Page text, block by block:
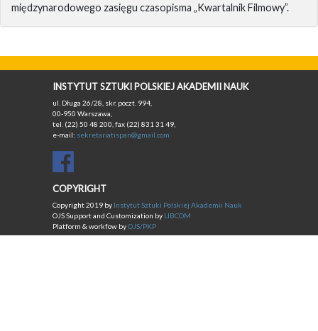
międzynarodowego zasięgu czasopisma „Kwartalnik Filmowy”.
INSTYTUT SZTUKI POLSKIEJ AKADEMII NAUK
ul. Długa 26/28, skr. poczt. 994,
00-950 Warszawa,
tel. (22) 50 48 200, fax (22) 831 31 49,
e-mail: sekretariatispan@gmail.com
COPYRIGHT
Copyright 2019 by Instytut Sztuki Polskiej Akademii Nauk
OJS Support and Customization by LIBCOM
Platform & workfow byOJS/PKP